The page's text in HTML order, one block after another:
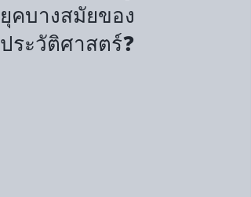
ยุคบางสมัยของ
ประวัติศาสตร์❓